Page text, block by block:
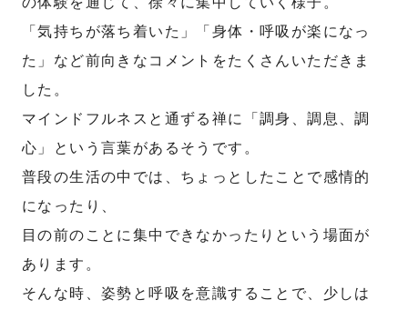
「気持ちが落ち着いた」「身体・呼吸が楽になっ
た」など前向きなコメントをたくさんいただきま
した。
マインドフルネスと通ずる禅に「調身、調息、調
心」という言葉があるそうです。
普段の生活の中では、ちょっとしたことで感情的
になったり、
目の前のことに集中できなかったりという場面が
あります。
そんな時、姿勢と呼吸を意識することで、少しは